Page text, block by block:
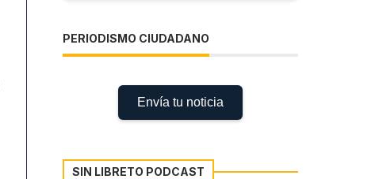
PERIODISMO CIUDADANO
Envía tu noticia
SIN LIBRETO PODCAST